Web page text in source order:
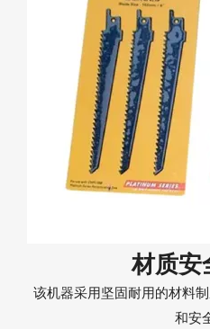
材质安
该机器采用坚固耐用的材料
和安